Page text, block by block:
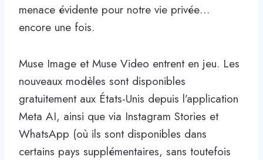
menace évidente pour notre vie privée…
encore une fois.
Muse Image et Muse Video entrent en jeu. Les
nouveaux modèles sont disponibles
gratuitement aux États-Unis depuis l’application
Meta AI, ainsi que via Instagram Stories et
WhatsApp (où ils sont disponibles dans
certains pays supplémentaires, sans toutefois